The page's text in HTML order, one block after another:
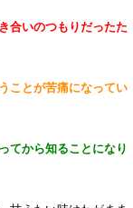
合いのつもりだったた
ことが苦痛になってい
てから知ることになり